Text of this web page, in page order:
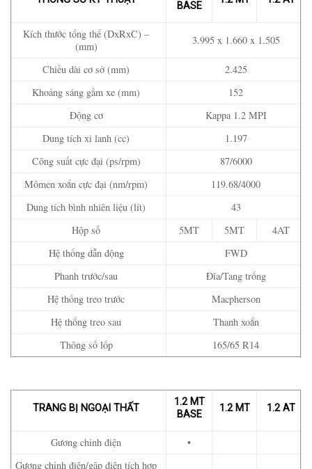
BASE
Kích thước tổng thể (DxRxC) –
(mm)
3.995 x 1.660 x 1.505
Chiều dài cơ sở (mm)
2.425
Khoảng sáng gầm xe (mm)
152
Động cơ
Kappa 1.2 MPI
Dung tích xi lanh (cc)
1.197
Công suất cực đại (ps/rpm)
87/6000
Mômen xoắn cực đại (nm/rpm)
119.68/4000
Dung tích bình nhiên liệu (lít)
43
Hộp số
5MT 5MT
4AT
Hệ thống dẫn động
FWD
Phanh trước/sau
Đĩa/Tang trống
Hệ thống treo trước
Macpherson
Hệ thống treo sau
Thanh xoắn
Thông số lốp
165/65 R14
TRANG BỊ NGOẠI THẤT
1.2 MT
BASE
1.2 MT 1.2 AT
Gương chỉnh điện
•
Gương chỉnh điện/gập điện tích hợp